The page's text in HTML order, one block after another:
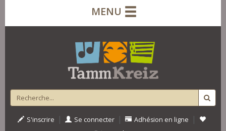
MENU
S'inscrire | Se connecter | Adhésion en ligne |